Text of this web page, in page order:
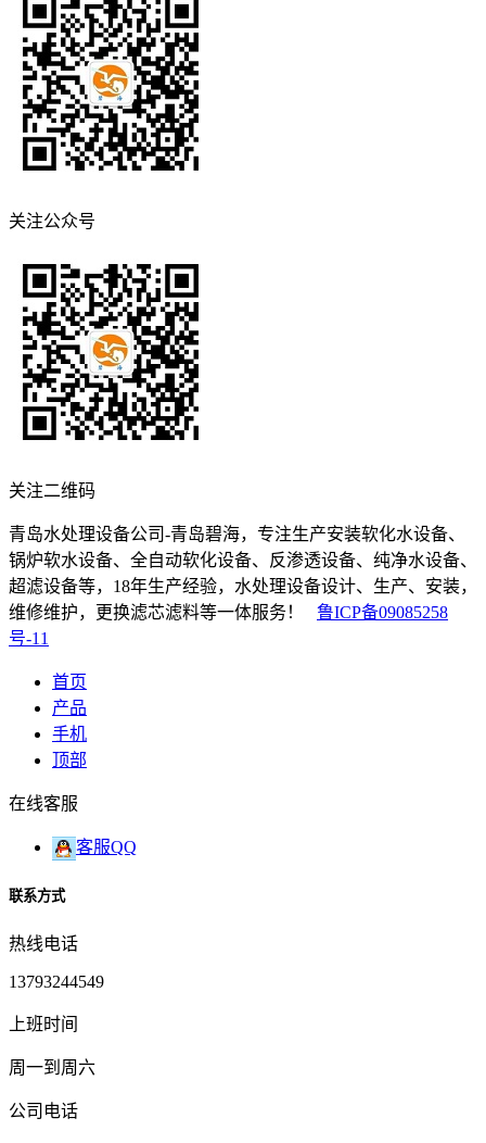
关注公众号
关注二维码
青岛水处理设备公司-青岛碧海，专注生产安装软化水设备、
锅炉软水设备、全自动软化设备、反渗透设备、纯净水设备、
超滤设备等，18年生产经验，水处理设备设计、生产、安装，
维修维护，更换滤芯滤料等一体服务！ 鲁ICP备09085258
号-11
首页
产品
手机
顶部
在线客服
客服QQ
联系方式
热线电话
13793244549
上班时间
周一到周六
公司电话